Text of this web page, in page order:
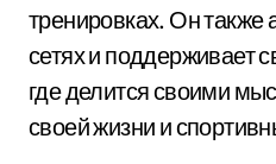
тренировках. Он также
сетях и поддерживает
где делится своими
своей жизни и